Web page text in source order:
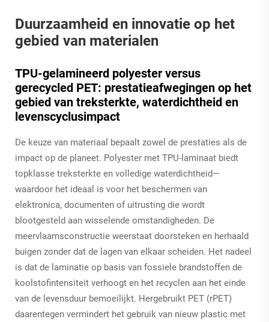
Duurzaamheid en innovatie op het
gebied van materialen
TPU-gelamineerd polyester versus
gerecycled PET: prestatieafwegingen op het
gebied van treksterkte, waterdichtheid en
levenscyclusimpact
De keuze van materiaal bepaalt zowel de prestaties als de
impact op de planeet. Polyester met TPU-laminaat biedt
topklasse treksterkte en volledige waterdichtheid—
waardoor het ideaal is voor het beschermen van
elektronica, documenten of uitrusting die wordt
blootgesteld aan wisselende omstandigheden. De
meervlaamsconstructie weerstaat doorsteken en herhaald
buigen zonder dat de lagen van elkaar scheiden. Het nadeel
is dat de laminatie op basis van fossiele brandstoffen de
koolstofintensiteit verhoogt en het recyclen aan het einde
van de levensduur bemoeilijkt. Hergebruikt PET (rPET)
daarentegen vermindert het gebruik van nieuw plastic met